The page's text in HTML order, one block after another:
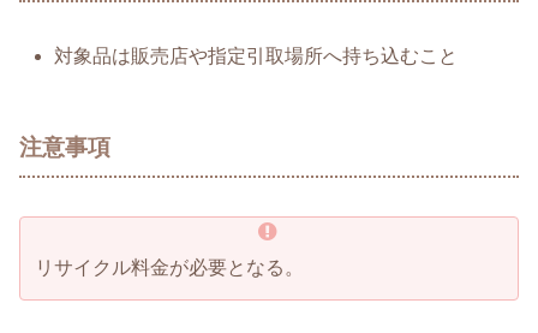
対象品は販売店や指定引取場所へ持ち込むこと
注意事項
リサイクル料金が必要となる。